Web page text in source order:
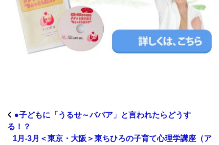
●子どもに「うるせ～ババア」と言われたらどうす
る！？
1月-3月＜東京・大阪＞東ちひろの子育て心理学講座（ア